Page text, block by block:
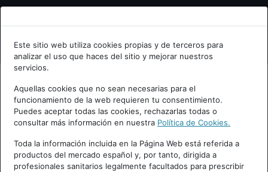
Bienvenid@ a psiquiatria.com
Escribe tu Email
Accede o regístrate con tu email.
Cancelar
Este sitio web utiliza cookies propias y de terceros para
analizar el uso que haces del sitio y mejorar nuestros
servicios.
Aquellas cookies que no sean necesarias para el
funcionamiento de la web requieren tu consentimiento.
Puedes aceptar todas las cookies, rechazarlas todas o
consultar más información en nuestra Política de Cookies.
Toda la información incluida en la Página Web está referida a
productos del mercado español y, por tanto, dirigida a
profesionales sanitarios legalmente facultados para prescribir